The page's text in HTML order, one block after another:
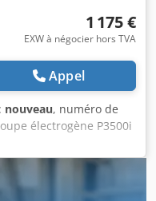
1 175 €
EXW à négocier hors TVA
Appel
nouveau, numéro de
électrogène P3500i
iP Atlas Copco
électrique mobile
rendement
compactes, le